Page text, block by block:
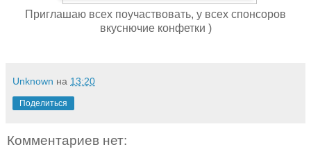
Приглашаю всех поучаствовать, у всех спонсоров
вкуснючие конфетки )
Unknown на 13:20
Поделиться
Комментариев нет: